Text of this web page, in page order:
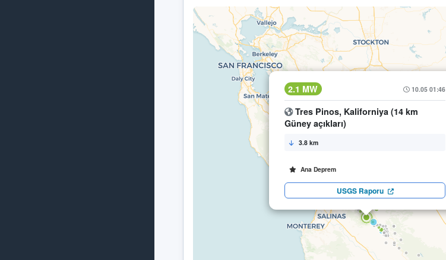
2.1 MW 10.05 01:46
Tres Pinos, Kaliforniya (14 km
Güney açıkları)
3.8 km
Ana Deprem
USGS Raporu